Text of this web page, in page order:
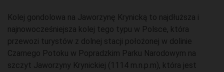
Kolej gondolowa na Jaworzynę Krynicką to najdłuższa i
najnowocześniejsza kolej tego typu w Polsce, która
przewozi turystów z dolnej stacji położonej w dolinie
Czarnego Potoku w Popradzkim Parku Narodowym na
szczyt Jaworzyny Krynickiej (1114 m.n.p.m), która jest